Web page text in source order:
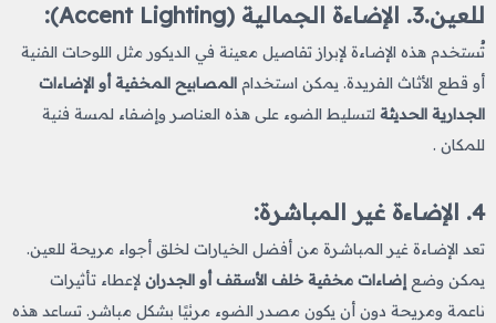
للعين.3.
الإضاءة الجمالية (Accent Lighting) :
تُستخدم هذه الإضاءة لإبراز تفاصيل معينة في الديكور مثل اللوحات الفنية
أو قطع الأثاث الفريدة. يمكن استخدام المصابيح المخفية أو الإضاءات
الجدارية الحديثة لتسليط الضوء على هذه العناصر وإضفاء لمسة فنية
للمكان​ .
4. الإضاءة غير المباشرة:
تعد الإضاءة غير المباشرة من أفضل الخيارات لخلق أجواء مريحة للعين.
يمكن وضع إضاءات مخفية خلف الأسقف أو الجدران لإعطاء تأثيرات
ناعمة ومريحة دون أن يكون مصدر الضوء مرئيًا بشكل مباشر. تساعد هذه